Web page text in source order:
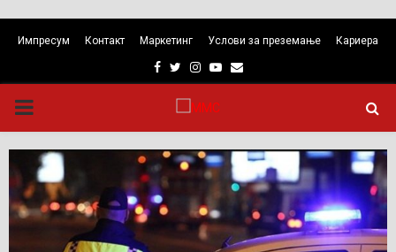
Импресум Контакт Маркетинг Услови за преземање Кариера
Facebook
TwitterInstagram
Youtube
Email
PRIMARY
MENU